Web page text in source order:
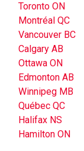
Toronto ON
Montréal QC
Vancouver BC
Calgary AB
Ottawa ON
Edmonton AB
Winnipeg MB
Québec QC
Halifax NS
Hamilton ON